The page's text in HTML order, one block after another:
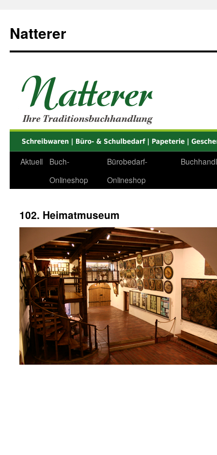
springen
Natterer
Aktuell
Buch-
Onlineshop
Bürobedarf-
Onlineshop
102. Heimatmuseum